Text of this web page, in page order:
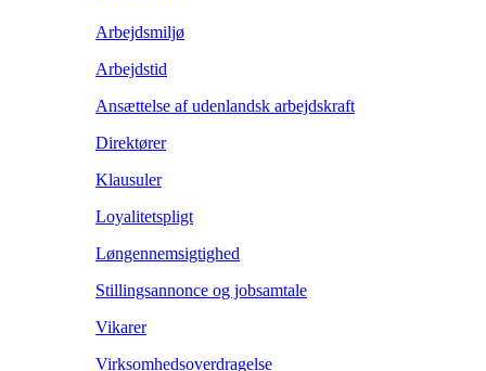
Arbejdsmiljø
Arbejdstid
Ansættelse af udenlandsk arbejdskraft
Direktører
Klausuler
Loyalitetspligt
Løngennemsigtighed
Stillingsannonce og jobsamtale
Vikarer
Virksomhedsoverdragelse